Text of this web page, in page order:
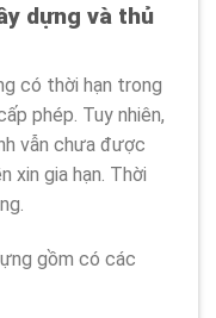
dựng và thủ
có thời hạn trong
phép. Tuy nhiên,
vẫn chưa được
xin gia hạn. Thời
gồm có các